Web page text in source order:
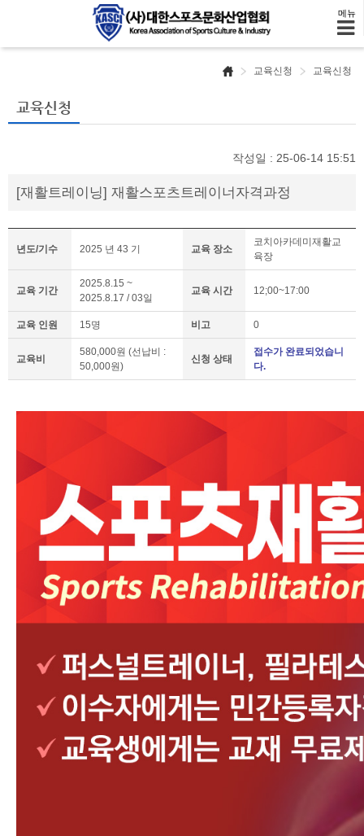
메뉴
교육신청 교육신청
교육신청
작성일 : 25-06-14 15:51
[재활트레이닝] 재활스포츠트레이너자격과정
년도/기수 2025 년 43 기 교육 장소
코치아카데미재활교
육장
교육 기간
2025.8.15 ~
2025.8.17 / 03일
교육 시간 12;00~17:00
교육 인원 15명 비고 0
교육비
580,000원 (선납비 :
50,000원)
신청 상태
접수가 완료되었습니
다.